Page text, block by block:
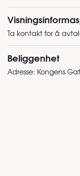
Ta kontakt for å
Beliggenhet
Adresse: Kongens